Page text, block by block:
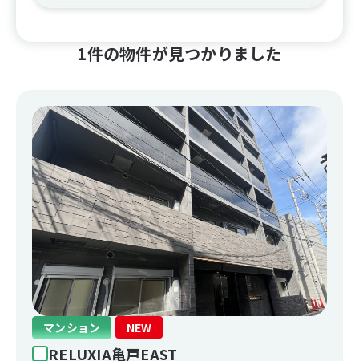
1件の物件が見つかりました
マンション NEW
RELUXIA亀戸EAST